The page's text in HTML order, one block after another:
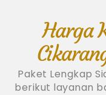
Harga
Paket Lengkap
berikut layanan